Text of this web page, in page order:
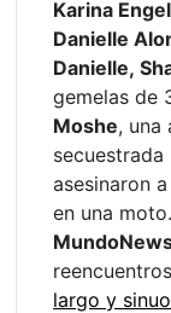
Karina
Danielle
Danielle,
gemelas de
Moshe, una
secuestrada
asesinaron
en una
largo y